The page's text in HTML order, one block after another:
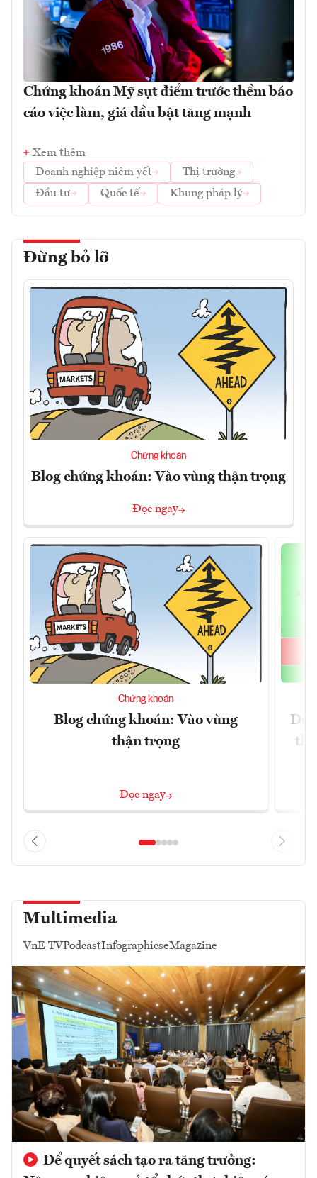
Chứng khoán Mỹ sụt điểm trước thềm báo
cáo việc làm, giá dầu bật tăng mạnh
Xem thêm
Doanh nghiệp niêm yết
Thị trường
Đầu tư
Quốc tế Khung pháp lý
Đừng bỏ lỡ
Chứng khoán
Blog chứng khoán: Vào vùng thận trọng
Đọc ngay
Chứng khoán
Blog chứng khoán: Vào vùng
thận trọng
Đọc ngay
thị
Multimedia
VnE TVPodcastInfographicseMagazine
Để quyết sách tạo ra tăng trưởng: